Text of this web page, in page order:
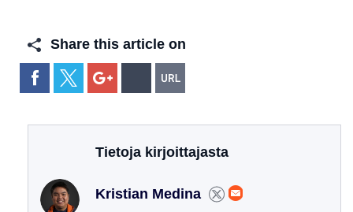
Share this article on
Tietoja kirjoittajasta
Kristian Medina